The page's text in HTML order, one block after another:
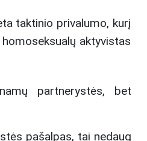
taktinio privalumo, kurį
homoseksualų aktyvistas
partnerystės, bet
pašalpas, tai nedaug